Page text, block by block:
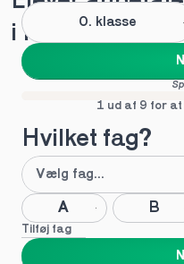
0. klasse
1 ud af 9 for
Hvilket fag?
A B
Tilføj fag
i Forlev